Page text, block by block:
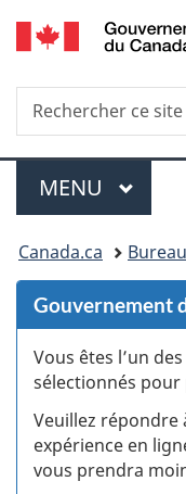
Recherche
Rechercher
ce
Menu
MENU
Vous
êtes
ici :
Canada.ca
Gouvernement
Vous êtes l’un
sélectionnés
Veuillez répondre
expérience en
vous prendra